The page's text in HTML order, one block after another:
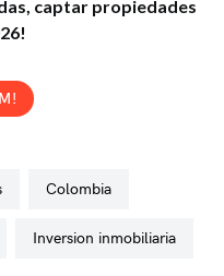
captar propiedades
colombia
inversion inmobiliaria